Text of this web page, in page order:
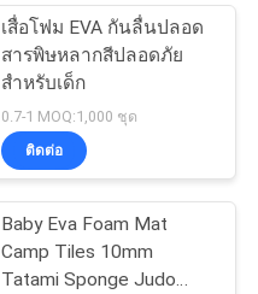
เสื่อโฟม EVA กันลื่นปลอด
สารพิษหลากสีปลอดภัย
สำหรับเด็ก
0.7-1 MOQ:1,000 ชุด
ติดต่อ
Baby Eva Foam Mat
Camp Tiles 10mm
Tatami Sponge Judo